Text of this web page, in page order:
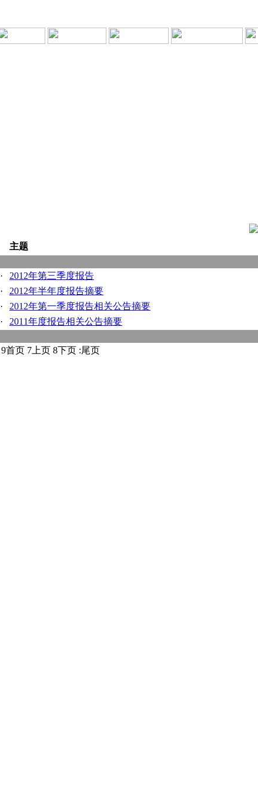
主题
· 2012年第三季度报告
·
2012年半年度报告摘要
·
2012年第一季度报告相关公告摘要
·
2011年度报告相关公告摘要
9首页 7 上页 8下页 :尾页